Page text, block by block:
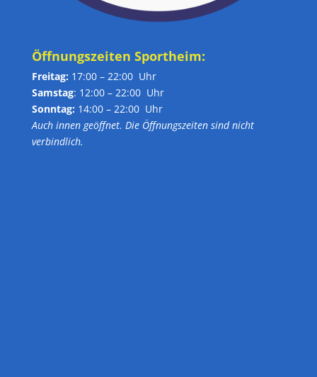
Öffnungszeiten Sportheim:
Freitag: 17:00 – 22:00 Uhr
Samstag: 12:00 – 22:00 Uhr
Sonntag: 14:00 – 22:00 Uhr
Auch innen geöffnet. Die Öffnungszeiten sind nicht
verbindlich.